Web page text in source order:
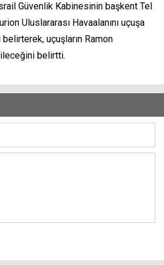
Güvenlik Kabinesinin başkent Tel
Uluslararası Havaalanını uçuşa
belirterek, uçuşların Ramon
belirtti.